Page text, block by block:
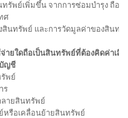
รัพย์เพิ่มขึ้น จากการซ่อมบำรุง ถือเ
ศ
สินทรัพย์ และการวัดมูลค่าของสินทรั
ายใดถือเป็นสินทรัพย์ที่ต้องคิดค่าเสื่
ญชี
พย์
ร
ายสินทรัพย์
หรือเคลื่อนย้ายสินทรัพย์